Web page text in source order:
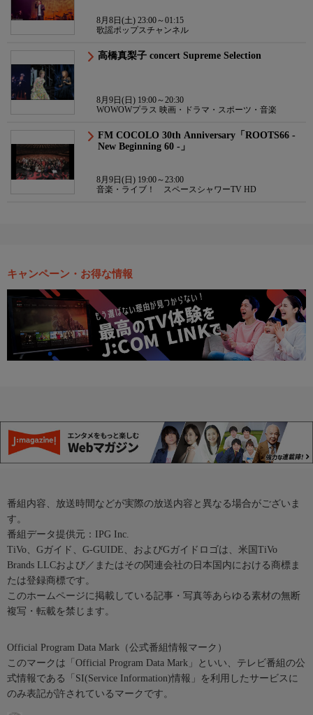
8月8日(土) 23:00～01:15
歌謡ポップスチャンネル
高橋真梨子 concert Supreme Selection
8月9日(日) 19:00～20:30
WOWOWプラス 映画・ドラマ・スポーツ・音楽
FM COCOLO 30th Anniversary「ROOTS66 -
New Beginning 60 -」
8月9日(日) 19:00～23:00
音楽・ライブ！ スペースシャワーTV HD
キャンペーン・お得な情報
番組内容、放送時間などが実際の放送内容と異なる場合がございま
す。
番組データ提供元：IPG Inc.
TiVo、Gガイド、G-GUIDE、およびGガイドロゴは、米国TiVo
Brands LLCおよび／またはその関連会社の日本国内における商標ま
たは登録商標です。
このホームページに掲載している記事・写真等あらゆる素材の無断
複写・転載を禁じます。
Official Program Data Mark（公式番組情報マーク）
このマークは「Official Program Data Mark」といい、テレビ番組の公
式情報である「SI(Service Information)情報」を利用したサービスに
のみ表記が許されているマークです。